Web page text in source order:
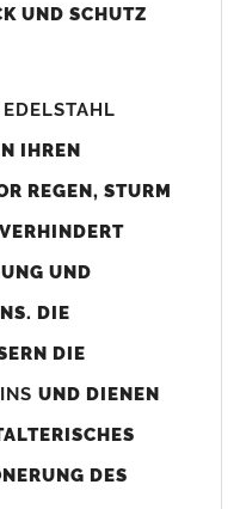
immer auf das
Bild/Zeichnung unten).
Sollten die Bohrungen
(Auswahlfeld)
vom Kaminrand ca.
UND SCHUTZ
EDELSTAHL
IHREN
REGEN, STURM
UND
DIE
DIE
UND DIENEN
DES